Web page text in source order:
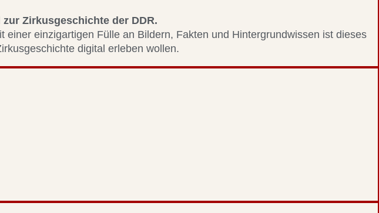
Zirkusgeschichte der DDR.
einzigartigen Fülle an Bildern, Fakten und Hintergrundwissen ist dieses
digital erleben wollen.